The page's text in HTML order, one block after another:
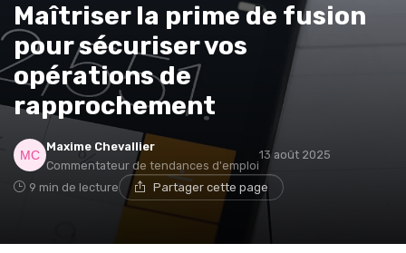
Maîtriser la prime de fusion
pour sécuriser vos
opérations de
rapprochement
Maxime Chevallier
Commentateur de tendances d'emploi
13 août 2025
9 min de lecture Partager cette page